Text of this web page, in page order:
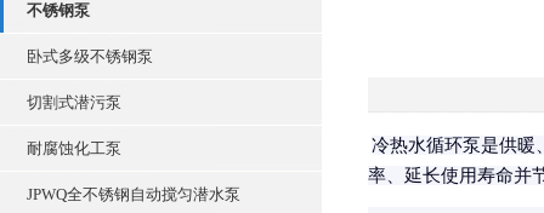
不锈钢泵
卧式多级不锈钢泵
切割式潜污泵
耐腐蚀化工泵
JPWQ全不锈钢自动搅匀潜水泵
冷热水循环泵是供暖
率、延长使用寿命并